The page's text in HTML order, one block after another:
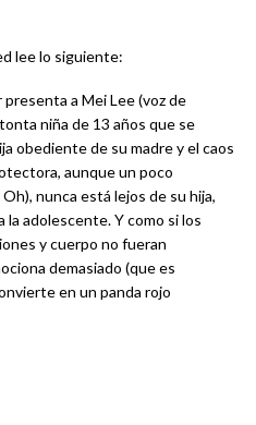
lee lo siguiente:
presenta a Mei Lee (voz de
niña de 13 años que se
obediente de su madre y el caos
aunque un poco
nunca está lejos de su hija,
adolescente. Y como si los
y cuerpo no fueran
demasiado (que es
en un panda rojo